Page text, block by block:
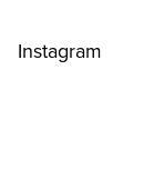
Instagram